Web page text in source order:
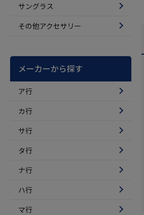
サングラス
その他アクセサリー
メーカーから探す
ア行
カ行
サ行
タ行
ナ行
ハ行
マ行